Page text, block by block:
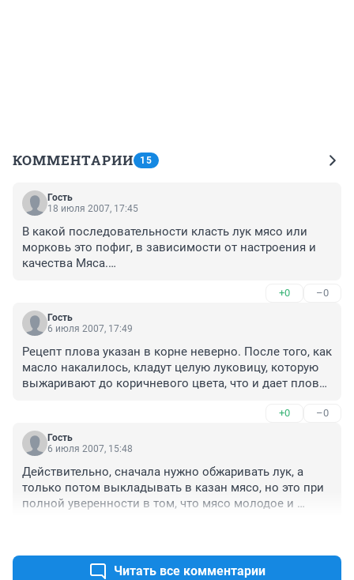
КОММЕНТАРИИ 15
Гость
18 июля 2007, 17:45
В какой последовательности класть лук мясо или
морковь это пофиг, в зависимости от настроения и
качества Мяса.
Воды и так от овощей дофига.
Чем дольше тушишь зирвак, тем вкуснее получится
+0 –0
Гость
6 июля 2007, 17:49
Рецепт плова указан в корне неверно. После того, как
масло накалилось, кладут целую луковицу, которую
выжаривают до коричневого цвета, что и дает плову
вся жидкость, и появится коричневая корочка, потом
закладывают лук и морковь. Лук нарезается
тончайшими кольцами, морковь тонкой соломкой,
пор, пока морковка не станет мягкой, после этого в
кипящую массу кладут специи: зира, паприка,
красный острый перец, немного черного перца,
воду, вода должна закрывать первую фалангу пальца
и ждем с открытой крышкой, пока вода не
+0 –0
Гость
6 июля 2007, 15:48
Действительно, сначала нужно обжаривать лук, а
только потом выкладывать в казан мясо, но это при
полной уверенности в том, что мясо молодое и
в Самарканде 15 лет, пробовала, очень вкусно!!!
Читать все комментарии